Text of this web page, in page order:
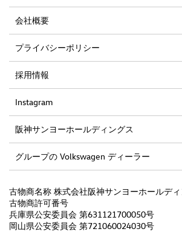
会社概要
プライバシーポリシー
採用情報
Instagram
阪神サンヨーホールディングス
グループの Volkswagen ディーラー
古物商名称 株式会社阪神サンヨーホールデ
古物商許可番号
兵庫県公安委員会 第631121700050号
岡山県公安委員会 第721060024030号